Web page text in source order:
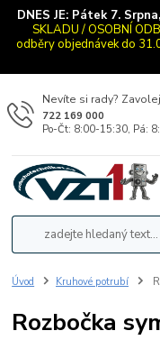
DNES JE: Pátek 7.
SKLADU / OSOBNÍ
odběry objednávek do
Nevíte si rady?
722 169 000
Po-Čt: 8:00-15:30, Pá:
Úvod Kruhové potrubí
Rozbočka